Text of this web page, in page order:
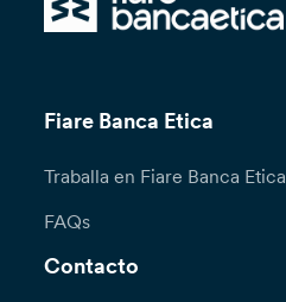
Fiare Banca Etica
Traballa en Fiare Banca Etica
FAQs
Contacto